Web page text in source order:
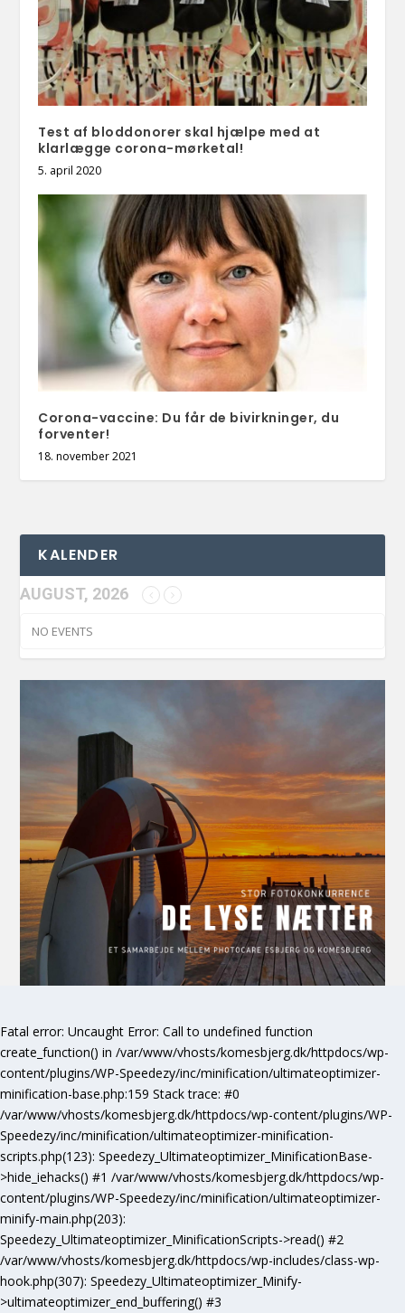
Test af bloddonorer skal hjælpe med at
klarlægge corona-mørketal!
5. april 2020
Corona-vaccine: Du får de bivirkninger, du
forventer!
18. november 2021
KALENDER
AUGUST, 2026
NO EVENTS
Fatal error: Uncaught Error: Call to undefined function
create_function() in /var/www/vhosts/komesbjerg.dk/httpdocs/wp-
content/plugins/WP-Speedezy/inc/minification/ultimateoptimizer-
minification-base.php:159 Stack trace: #0
/var/www/vhosts/komesbjerg.dk/httpdocs/wp-content/plugins/WP-
Speedezy/inc/minification/ultimateoptimizer-minification-
scripts.php(123): Speedezy_Ultimateoptimizer_MinificationBase-
>hide_iehacks() #1 /var/www/vhosts/komesbjerg.dk/httpdocs/wp-
content/plugins/WP-Speedezy/inc/minification/ultimateoptimizer-
minify-main.php(203):
Speedezy_Ultimateoptimizer_MinificationScripts->read() #2
/var/www/vhosts/komesbjerg.dk/httpdocs/wp-includes/class-wp-
hook.php(307): Speedezy_Ultimateoptimizer_Minify-
>ultimateoptimizer_end_buffering() #3